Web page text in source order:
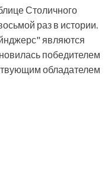
Столичного
раз в истории.
являются
победителем
обладателем